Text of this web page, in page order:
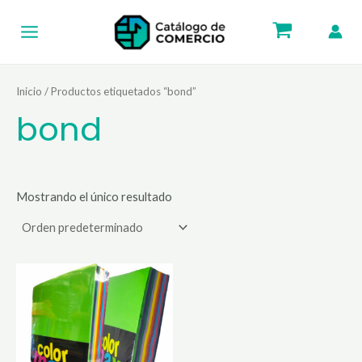
Menu
Inicio / Productos etiquetados “bond”
bond
Mostrando el único resultado